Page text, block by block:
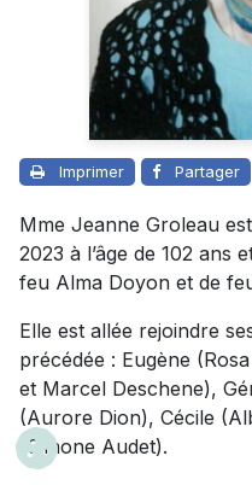
Imprimer Partager
Mme Jeanne Groleau
2023 à l’âge de 102 ans
feu Alma Doyon et de
Elle est allée rejoindre
précédée : Eugène
et Marcel Deschene),
(Aurore Dion), Cécile
(Simone Audet).